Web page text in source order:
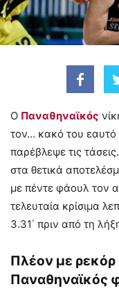
Ο Παναθηναϊκός
τον… κακό του εαυτό
παρέβλεψε τις
στα θετικά
με πέντε φάουλ τον
τελευταία κρίσιμα
3.31΄ πριν από τη
Πλέον με ρεκόρ
Παναθηναϊκός